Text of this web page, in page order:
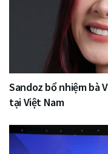
Sandoz bổ nhiệm bà
tại Việt Nam